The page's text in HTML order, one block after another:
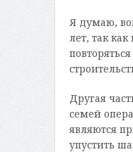
Я думаю,
лет, так
Другая
семей
являются
упустить